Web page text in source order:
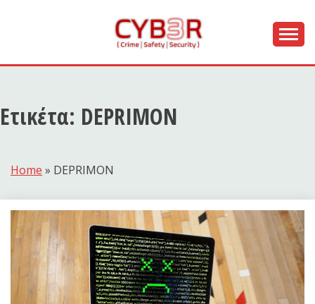
CYB3R
Ετικέτα: DEPRIMON
Home » DEPRIMON